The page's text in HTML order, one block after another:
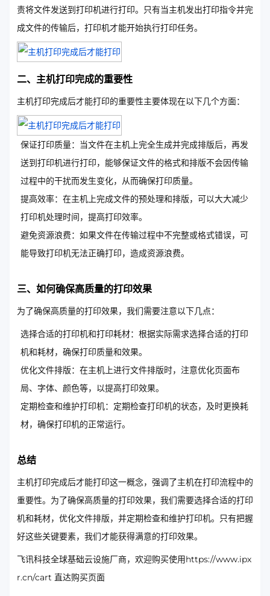
责将文件发送到打印机进行打印。只有当主机发出打印指令并完
成文件的传输后，打印机才能开始执行打印任务。
二、主机打印完成的重要性
主机打印完成后才能打印的重要性主要体现在以下几个方面：
保证打印质量：当文件在主机上完全生成并完成排版后，再发
送到打印机进行打印，能够保证文件的格式和排版不会因传输
过程中的干扰而发生变化，从而确保打印质量。
提高效率：在主机上完成文件的预处理和排版，可以大大减少
打印机处理时间，提高打印效率。
避免资源浪费：如果文件在传输过程中不完整或格式错误，可
能导致打印机无法正确打印，造成资源浪费。
三、如何确保高质量的打印效果
为了确保高质量的打印效果，我们需要注意以下几点：
选择合适的打印机和打印耗材：根据实际需求选择合适的打印
机和耗材，确保打印质量和效果。
优化文件排版：在主机上进行文件排版时，注意优化页面布
局、字体、颜色等，以提高打印效果。
定期检查和维护打印机：定期检查打印机的状态，及时更换耗
材，确保打印机的正常运行。
总结
主机打印完成后才能打印这一概念，强调了主机在打印流程中的
重要性。为了确保高质量的打印效果，我们需要选择合适的打印
机和耗材，优化文件排版，并定期检查和维护打印机。只有把握
好这些关键要素，我们才能获得满意的打印效果。
飞讯科技全球基础云设施厂商，欢迎购买使用https://www.ipx
r.cn/cart 直达购买页面